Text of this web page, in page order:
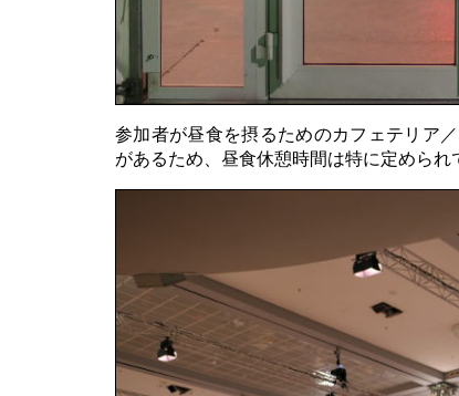
参加者が昼食を摂るためのカフェテリア
があるため、昼食休憩時間は特に定められ